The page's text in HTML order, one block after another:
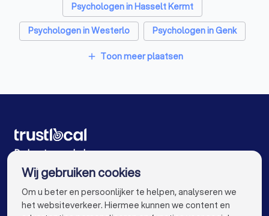
Psychologen in Hasselt Kermt
Psychologen in Westerlo
Psychologen in Genk
Psychologen in Diepenbeek
Psychologen in Antwerpen
Psychologen in Brugge
Psychologen in Leuven
Psychologen in Aalst
Psychologen in Mechelen
Psychologen in Kortrijk
Psychologen in Hasselt
add Toon meer plaatsen
De beste psychologen voor u
Wij gebruiken cookies
Om u beter en persoonlijker te helpen, analyseren we
het websiteverkeer. Hiermee kunnen we content en